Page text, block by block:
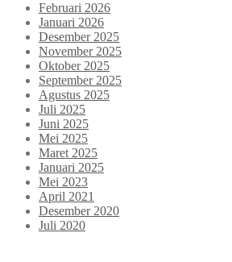
Februari 2026
Januari 2026
Desember 2025
November 2025
Oktober 2025
September 2025
Agustus 2025
Juli 2025
Juni 2025
Mei 2025
Maret 2025
Januari 2025
Mei 2023
April 2021
Desember 2020
Juli 2020